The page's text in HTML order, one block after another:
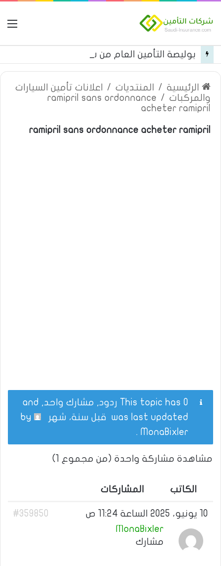
الرئيسية / المنتديات /
اعلانات تأمين السيارات
والمركبات /
ramipril sans ordonnance
acheter ramipril
ramipril sans ordonnance acheter ramipril
This topic has 0 ردود, مشارك واحد, and
was last updated قبل سنة، شهر
MonaBixler
.
مشاهدة مشاركة واحدة (من مجموع 1)
الكاتب المشاركات
10 يونيو، 2025 الساعة 11:24 ص
#359850
MonaBixler
مشارك